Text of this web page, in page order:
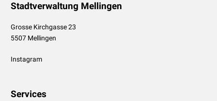
Stadtverwaltung Mellingen
Grosse Kirchgasse 23
5507 Mellingen
Instagram
Services